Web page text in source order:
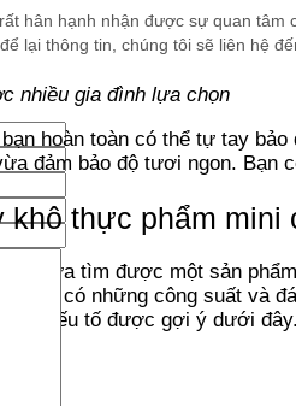
rất hân hạnh nhận được sự quan tâm
lại thông tin, chúng tôi sẽ liên hệ
nhiều gia đình lựa chọn
hoàn toàn có thể tự tay
đảm bảo độ tươi ngon.
thực phẩm mini
chưa tìm được một sản
lại có những công suất và
yếu tố được gợi ý dưới đây.